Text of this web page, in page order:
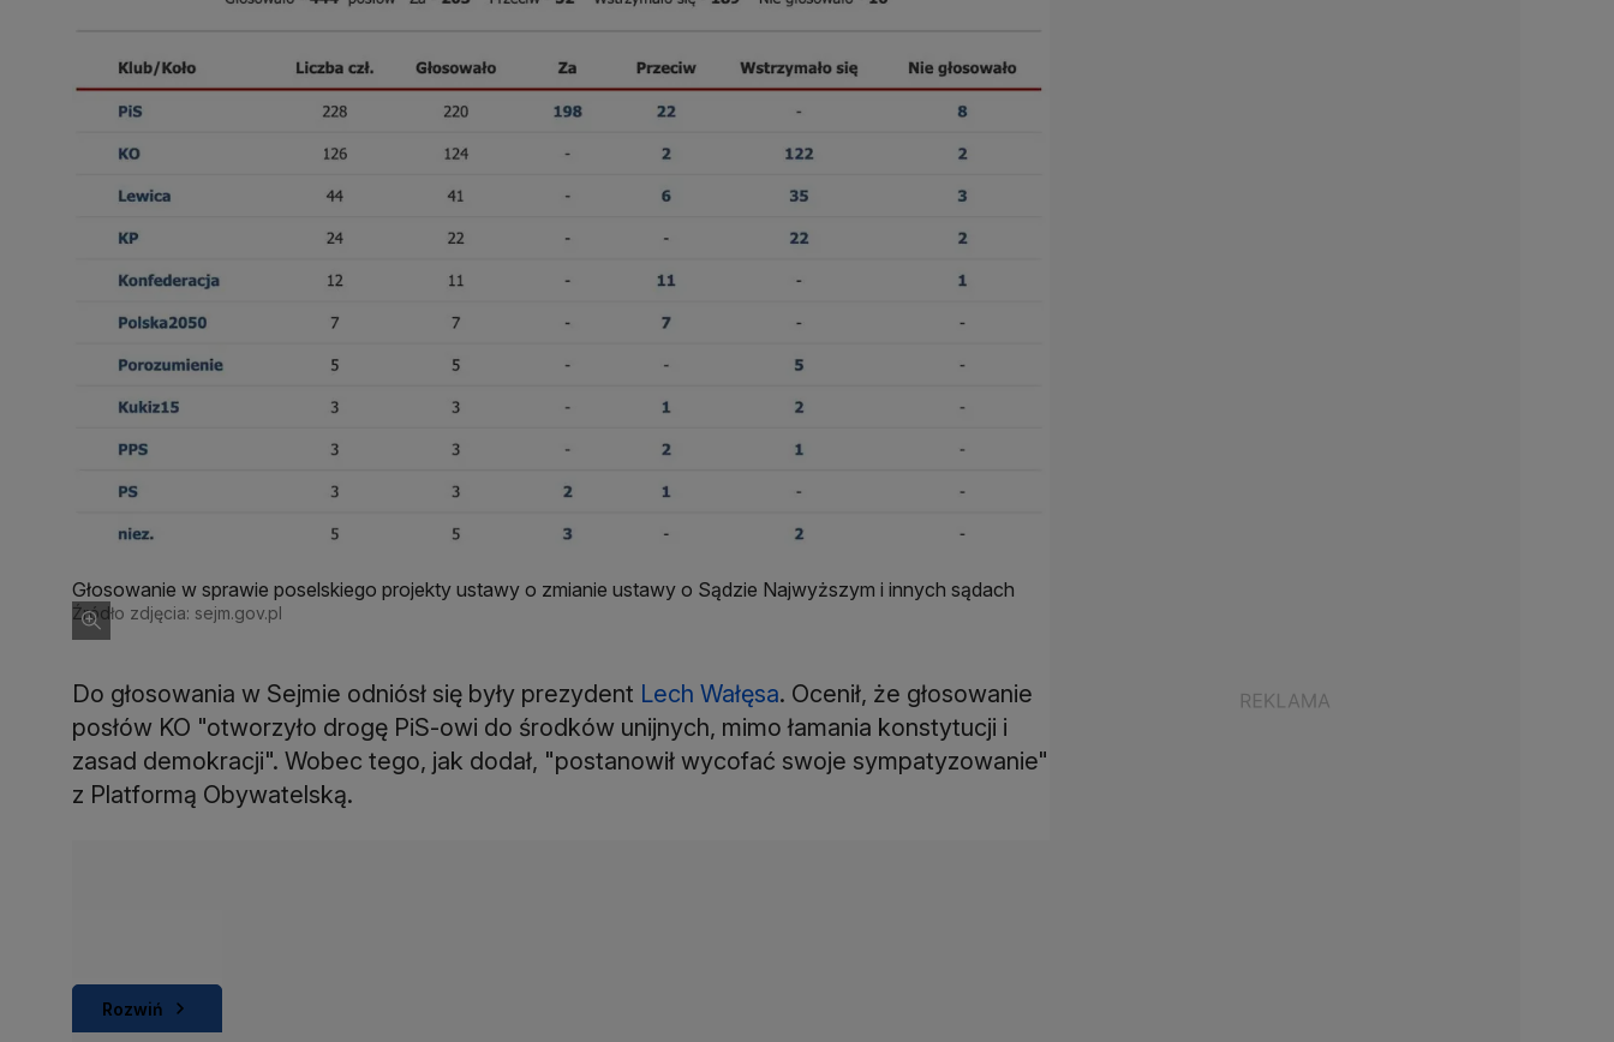
Głosowanie w sprawie poselskiego projekty ustawy o zmianie ustawy o Sądzie Najwyższym i innych sądach
Źródło zdjęcia: sejm.gov.pl
Do głosowania w Sejmie odniósł się były prezydent Lech Wałęsa. Ocenił, że głosowanie
posłów KO "otworzyło drogę PiS-owi do środków unijnych, mimo łamania konstytucji i
zasad demokracji". Wobec tego, jak dodał, "postanowił wycofać swoje sympatyzowanie"
z Platformą Obywatelską.
Rozwiń